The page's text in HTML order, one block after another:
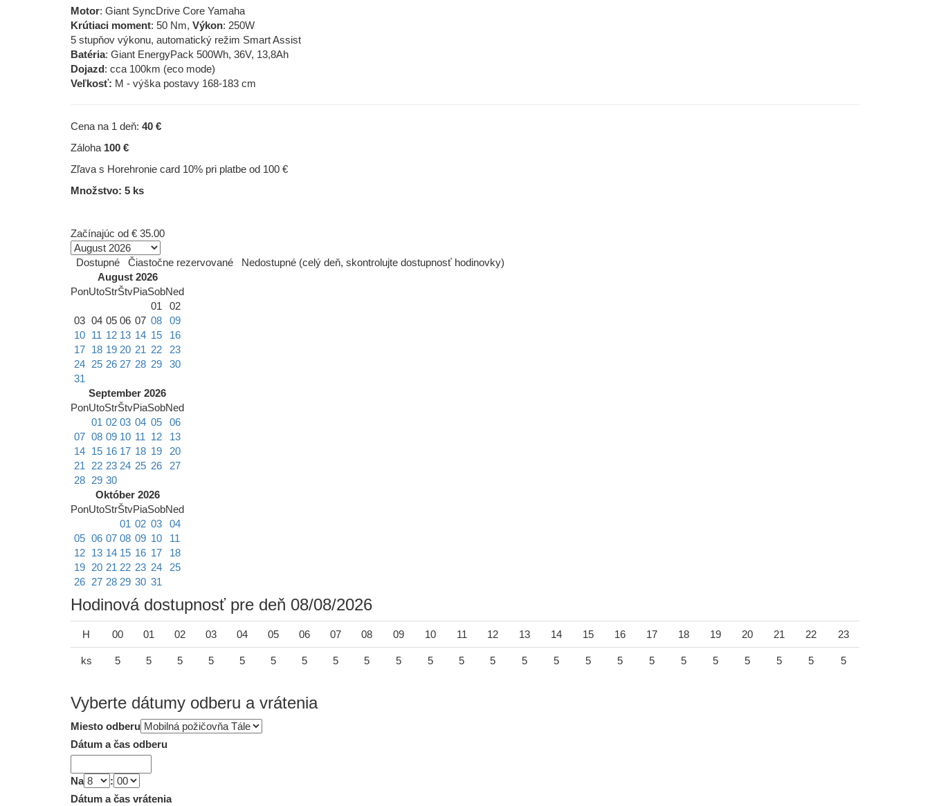
Motor: Giant SyncDrive Core Yamaha
Krútiaci moment: 50 Nm, Výkon: 250W
5 stupňov výkonu, automatický režim Smart Assist
Batéria: Giant EnergyPack 500Wh, 36V, 13,8Ah
Dojazd: cca 100km (eco mode)
Veľkosť: M - výška postavy 168-183 cm
Cena na 1 deň: 40 €
Záloha 100 €
Zľava s Horehronie card 10% pri platbe od 100 €
Množstvo: 5 ks
Začínajúc od € 35.00
Dostupné Čiastočne rezervované
Nedostupné (celý deň, skontrolujte dostupnosť hodinovky)
August 2026
PonUtoStrŠtvPiaSobNed
01
02
03 04 05 06 07 08
09
10 11 12 13 14 15
16
17 18 19 20 21 22
23
24 25 26 27 28 29
30
31
September 2026
PonUtoStrŠtvPiaSobNed
01 02 03 04 05
06
07 08 09 10 11 12
13
14 15 16 17 18 19
20
21
22 23 24 25 26
27
28 29 30
Október 2026
PonUtoStrŠtvPiaSobNed
01 02 03
04
05 06 07 08 09 10
11
12 13 14 15 16 17
18
19 20 21 22 23 24
25
26 27 28 29 30 31
Hodinová dostupnosť pre deň 08/08/2026
H 00 01 02 03 04 05 06 07 08 09 10 11 12 13 14 15 16 17 18 19 20 21 22 23
ks 5 5 5 5 5 5 5 5 5 5 5 5 5 5 5 5 5 5 5 5 5 5 5 5
Vyberte dátumy odberu a vrátenia
Miesto odberu
Dátum a čas odberu
Na
:
Dátum a čas vrátenia